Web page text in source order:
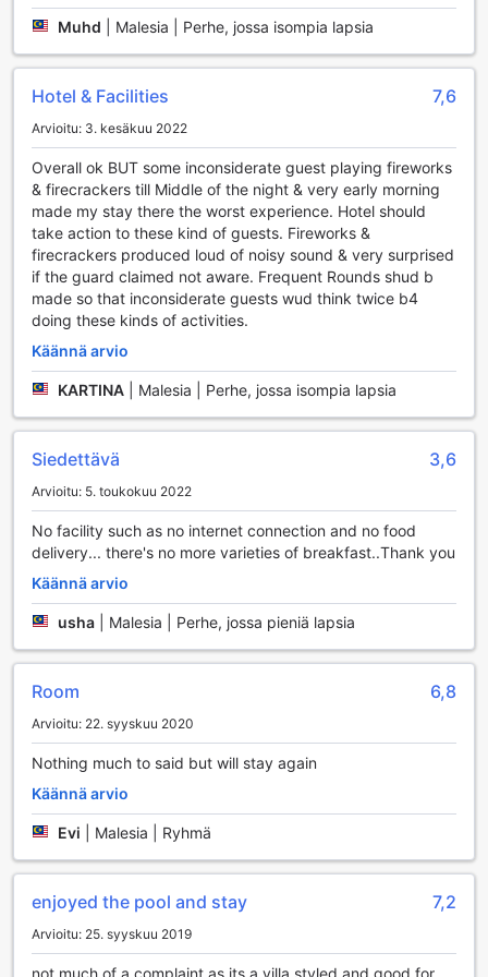
Pelihuone puolestaan tarjoaa hauskaa ajanvietettä
kaikenikäisille, joten voit haastaa ystäväsi peleissä tai vain
nauttia hyvästä seurasta. A'Famosa Villassa viihde ei lopu
A'Famosa Villaksen Urheilutilat – Aktiivista Lomaa
Malaccassa
A'Famosa Villaksessa urheilu ja rentoutuminen yhdistyvät
täydellisesti. Hotellin sisäuima-allas tarjoaa loistavan
mahdollisuuden virkistäytyä ja nauttia vedestä säästä
riippumatta. Ulkouima-allas puolestaan kutsuu nauttimaan
auringosta ja raikkaasta ilmasta, tehden siitä täydellisen
paikan rentoutumiseen pitkän päivän jälkeen.
Golf-intoilijat voivat nauttia upeasta golfkentästä, joka
sijaitsee suoraan hotellin alueella. Kenttä tarjoaa haastetta
eri tasoisille pelaajille ja upeita maisemia, jotka tekevät
pelistä unohtumatonta. Lisäksi hotellissa on hyvin varusteltu
squash-kentät tarjoavat mahdollisuuden kilpailla ystävien
tai perheen kanssa, ja ne ovat täydellinen tapa pitää
Hevosratsastuksesta ja kalastuksesta kiinnostuneille
luonnosta ja seikkailusta.
A'Famosa Villan Käytännön Mukavuudet
A'Famosa Villassa vierailijat voivat nauttia monista
käytännön mukavuuksista, jotka tekevät lomasta entistäkin
joten voit nauttia herkullisista aterioista omassa rauhassasi
milloin tahansa. Lisäksi saatavilla on pesulapalvelu ja
kuivapesu, mikä helpottaa matkatavaroiden huoltamista ja
antaa sinulle enemmän aikaa rentoutumiseen. Huoneissa on
arvotavaroillesi, ja concierge-palvelu on valmiina auttamaan
kaikissa kysymyksissäsi ja järjestelyissäsi.
Wi-Fi-yhteys on saatavilla kaikissa huoneissa ja julkisissa
tiloissa, joten voit pysyä yhteydessä ystäviisi ja perheeseesi
on myös matkatavaroiden säilytyspalvelu, joka
mahdollistaa joustavuuden lähtöpäivänä. Vending machine
ja kätevä myymälä tarjoavat lisämukavuutta, jolloin voit
Muhd Malesia | Perhe, jossa isompia lapsia
Hotel & Facilities 7,6
Arvioitu: 3. kesäkuu 2022
Overall ok BUT some inconsiderate guest playing fireworks
& firecrackers till Middle of the night & very early morning
made my stay there the worst experience. Hotel should
take action to these kind of guests. Fireworks &
firecrackers produced loud of noisy sound & very surprised
if the guard claimed not aware. Frequent Rounds shud b
made so that inconsiderate guests wud think twice b4
doing these kinds of activities.
Käännä arvio
KARTINA Malesia | Perhe, jossa isompia lapsia
Siedettävä 3,6
Arvioitu: 5. toukokuu 2022
No facility such as no internet connection and no food
delivery... there's no more varieties of breakfast..Thank you
Käännä arvio
usha Malesia | Perhe, jossa pieniä lapsia
Room 6,8
Arvioitu: 22. syyskuu 2020
Nothing much to said but will stay again
Käännä arvio
Evi Malesia | Ryhmä
enjoyed the pool and stay 7,2
Arvioitu: 25. syyskuu 2019